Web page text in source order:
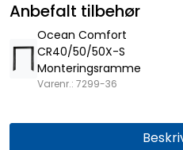
Anbefalt tilbehør
Ocean Comfort
CR40/50/50X-S
Monteringsramme
Varenr.: 7299-36